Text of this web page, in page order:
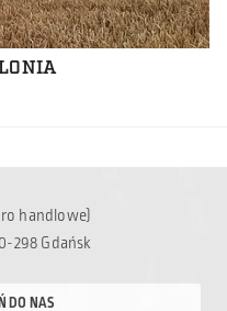
handlowe)
298 Gdańsk